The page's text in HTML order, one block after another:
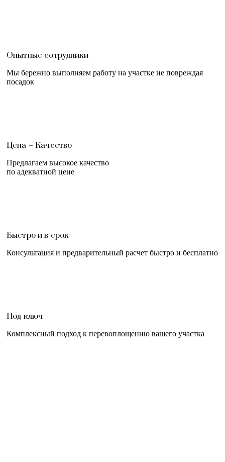
Опытные сотрудники
Мы бережно выполняем работу на участке не повреждая
посадок
Цена = Качество
Предлагаем высокое качество
по адекватной цене
Быстро и в срок
Консультация и предварительный расчет быстро и бесплатно
Под ключ
Комплексный подход к перевоплощению вашего участка